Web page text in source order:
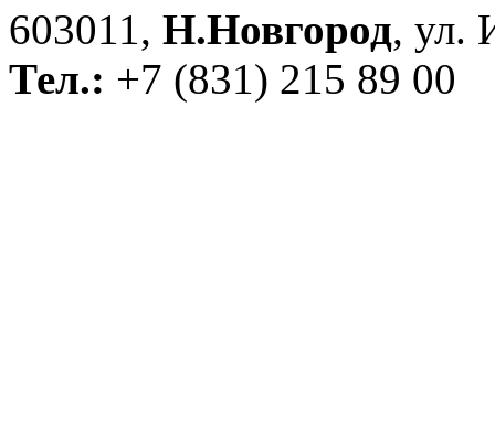
603011, Н.Новгород, ул.
Тел.: +7 (831) 215 89 00